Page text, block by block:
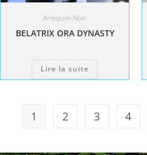
Arlequin-Noir
BELATRIX ORA DYNASTY
Lire la suite
1 2 3 4